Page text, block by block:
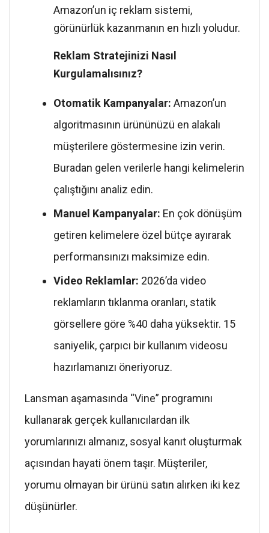
Amazon’un iç reklam sistemi,
görünürlük kazanmanın en hızlı yoludur.
Reklam Stratejinizi Nasıl
Kurgulamalısınız?
Otomatik Kampanyalar: Amazon’un
algoritmasının ürününüzü en alakalı
müşterilere göstermesine izin verin.
Buradan gelen verilerle hangi kelimelerin
çalıştığını analiz edin.
Manuel Kampanyalar: En çok dönüşüm
getiren kelimelere özel bütçe ayırarak
performansınızı maksimize edin.
Video Reklamlar: 2026’da video
reklamların tıklanma oranları, statik
görsellere göre %40 daha yüksektir. 15
saniyelik, çarpıcı bir kullanım videosu
hazırlamanızı öneriyoruz.
Lansman aşamasında “Vine” programını
kullanarak gerçek kullanıcılardan ilk
yorumlarınızı almanız, sosyal kanıt oluşturmak
açısından hayati önem taşır. Müşteriler,
yorumu olmayan bir ürünü satın alırken iki kez
düşünürler.